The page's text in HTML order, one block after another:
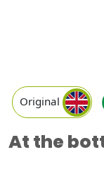
Original
At the